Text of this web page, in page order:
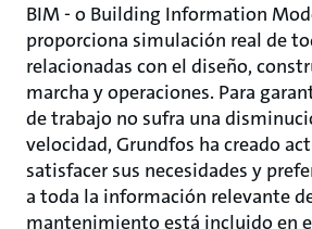
BIM - o Building Information
proporciona simulación real de
relacionadas con el diseño,
marcha y operaciones. Para
de trabajo no sufra una
velocidad, Grundfos ha creado
satisfacer sus necesidades y
a toda la información relevante
mantenimiento está incluido en